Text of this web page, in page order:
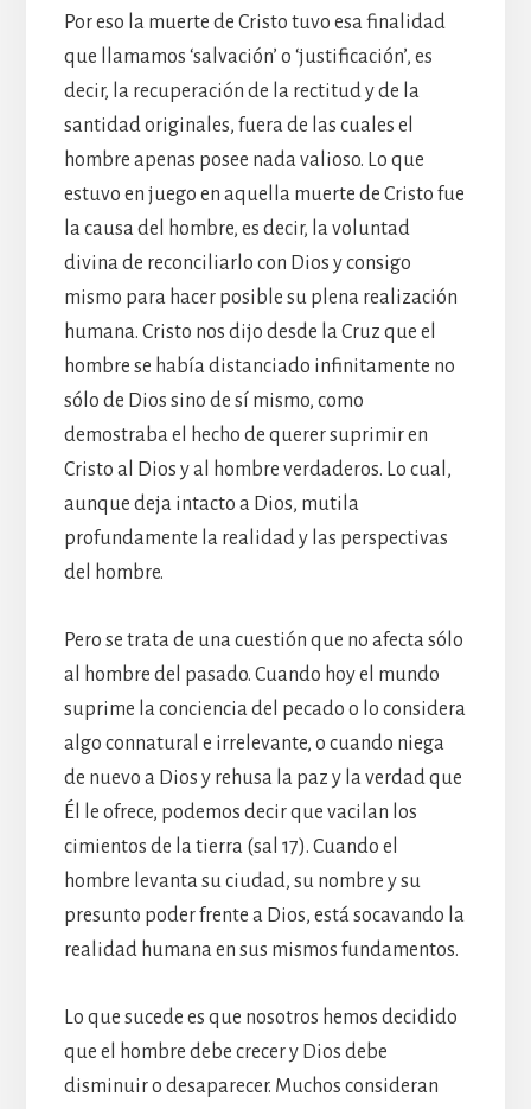
Por eso la muerte de Cristo tuvo esa finalidad
que llamamos ‘salvación’ o ‘justificación’, es
decir, la recuperación de la rectitud y de la
santidad originales, fuera de las cuales el
hombre apenas posee nada valioso. Lo que
estuvo en juego en aquella muerte de Cristo fue
la causa del hombre, es decir, la voluntad
divina de reconciliarlo con Dios y consigo
mismo para hacer posible su plena realización
humana. Cristo nos dijo desde la Cruz que el
hombre se había distanciado infinitamente no
sólo de Dios sino de sí mismo, como
demostraba el hecho de querer suprimir en
Cristo al Dios y al hombre verdaderos. Lo cual,
aunque deja intacto a Dios, mutila
profundamente la realidad y las perspectivas
del hombre.
Pero se trata de una cuestión que no afecta sólo
al hombre del pasado. Cuando hoy el mundo
suprime la conciencia del pecado o lo considera
algo connatural e irrelevante, o cuando niega
de nuevo a Dios y rehusa la paz y la verdad que
Él le ofrece, podemos decir que vacilan los
cimientos de la tierra (sal 17). Cuando el
hombre levanta su ciudad, su nombre y su
presunto poder frente a Dios, está socavando la
realidad humana en sus mismos fundamentos.
Lo que sucede es que nosotros hemos decidido
que el hombre debe crecer y Dios debe
disminuir o desaparecer. Muchos consideran